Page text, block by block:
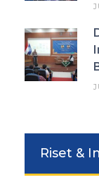
Riset &